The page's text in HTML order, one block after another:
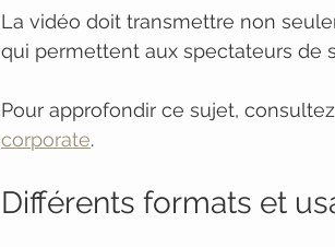
La vidéo doit transmettre non
qui permettent aux spectateurs de
Pour approfondir ce sujet,
corporate.
Différents formats et